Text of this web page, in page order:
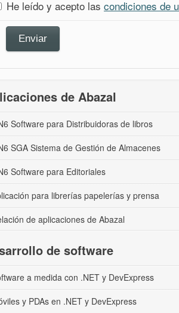
He leído y acepto las condiciones de
de Abazal
Software para Distribuidoras de libros
SGA Sistema de Gestión de Almacenes
Software para Editoriales
para librerías papelerías y prensa
de aplicaciones de Abazal
de software
a medida con .NET y DevExpress
y PDAs en .NET y DevExpress